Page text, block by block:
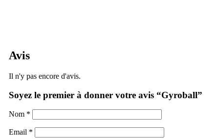
Avis
Il n'y pas encore d'avis.
Soyez le premier à donner votre avis “Gyroball”
Nom *
Email *